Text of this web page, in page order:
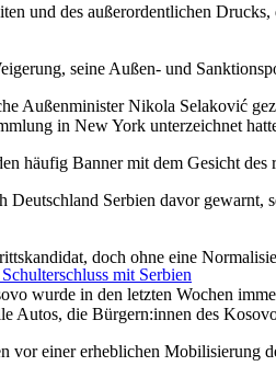
und des außerordentlichen
seine Außen- und
Außenminister Nikola Selaković
in New York unterzeichnet
häufig Banner mit dem Gesicht
Deutschland Serbien davor
mit Serbien
doch ohne eine
wurde in den letzten Wochen
Autos, die Bürgern:innen des
vor einer erheblichen Mobilisierung